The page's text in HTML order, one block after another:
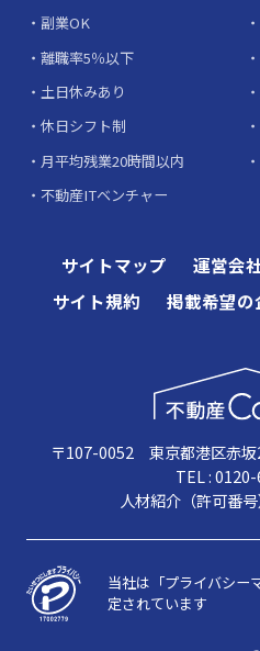
副業OK
離職率5％以下
土日休みあり
休日シフト制
月平均残業20時間以内
不動産ITベンチャー
サイトマップ 運営会
サイト規約
掲載希望の
〒107-0052 東京都港区赤
TEL :
人材紹介（許可番
当社は「プライバシー
定されています